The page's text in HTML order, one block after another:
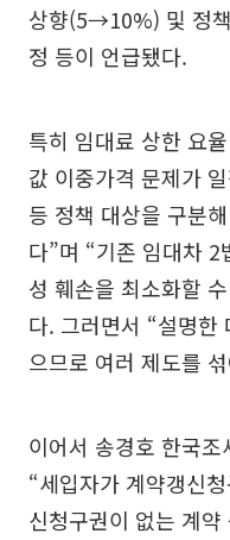
상향(5→10%) 및 정
정 등이 언급됐다.
특히 임대료 상한 요
값 이중가격 문제가
등 정책 대상을 구분
다”며 “기존 임대차
성 훼손을 최소화할
다. 그러면서 “설명한
으므로 여러 제도를
이어서 송경호 한국
“세입자가 계약갱신
신청구권이 없는 계